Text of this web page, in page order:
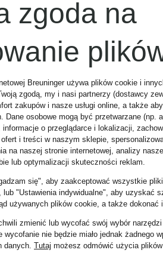
Chustka
RENEVA
349 zł
zgoda na
Breuninger używa plików cookie i
zgodą, my i nasi partnerzy (dostawcy
zakupów i nasze usługi online, a także
Dane osobowe mogą być przetwarzane (np.
o przeglądarce i lokalizacji,
i treści w naszym sklepie,
na naszej stronie internetowej, analizy
lub optymalizacji skuteczności reklam.
się", aby zaakceptować wszystkie
lub "Ustawienia indywidualne", aby uzyskać
używanych plików cookie, a także dokonać
zmienić lub wycofać swój wybór
wycofanie nie będzie miało jednak żadnego
danych. Tutaj możesz odmówić użycia